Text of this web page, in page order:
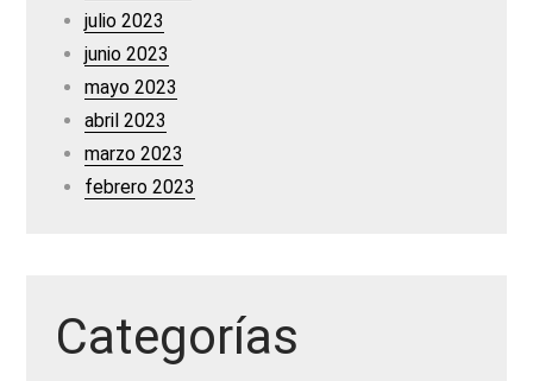
julio 2023
junio 2023
mayo 2023
abril 2023
marzo 2023
febrero 2023
Categorías